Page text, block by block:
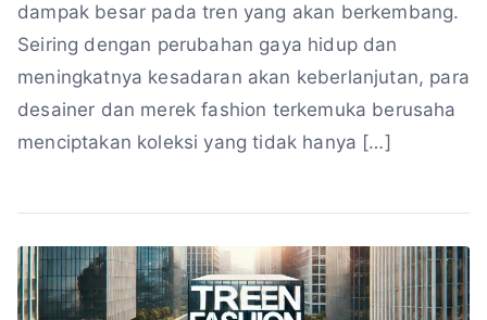
dampak besar pada tren yang akan berkembang.
Seiring dengan perubahan gaya hidup dan
meningkatnya kesadaran akan keberlanjutan, para
desainer dan merek fashion terkemuka berusaha
menciptakan koleksi yang tidak hanya […]